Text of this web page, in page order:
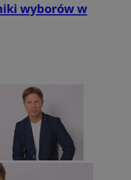
wyborów w